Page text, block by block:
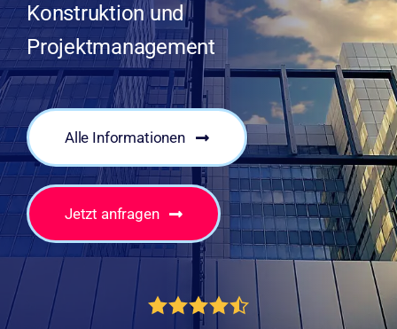
Konstruktion und
Projektmanagement
Alle Informationen
Jetzt anfragen